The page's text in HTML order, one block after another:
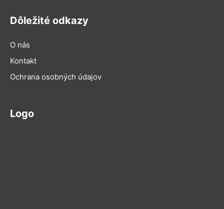
Dôležité odkazy
O nás
Kontakt
Ochrana osobných údajov
Logo